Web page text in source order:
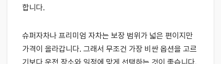
합니다.
슈퍼자차나 프리미엄 자차는 보장 범위가 넓은 편이지만
가격이 올라갑니다. 그래서 무조건 가장 비싼 옵션을 고르